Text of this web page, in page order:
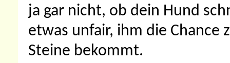
ja gar nicht, ob dein Hund
etwas unfair, ihm die Chance
Steine bekommt.